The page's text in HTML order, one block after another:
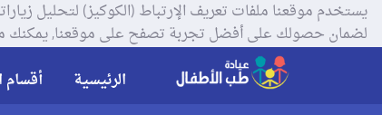
لضمان حصولك على أفضل تجربة تصفح على موقعنا, يمكنك
الرئيسية أقسام